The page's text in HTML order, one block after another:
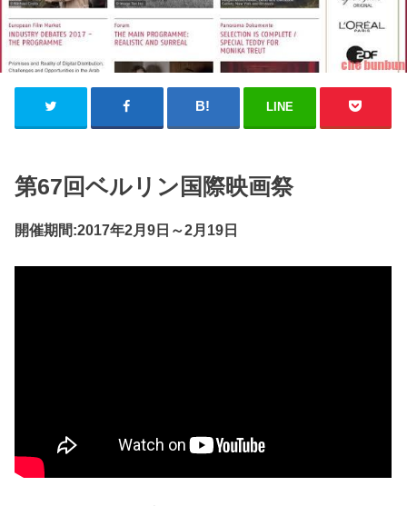
LINE
第67回ベルリン国際映画祭
開催期間:2017年2月9日～2月19日